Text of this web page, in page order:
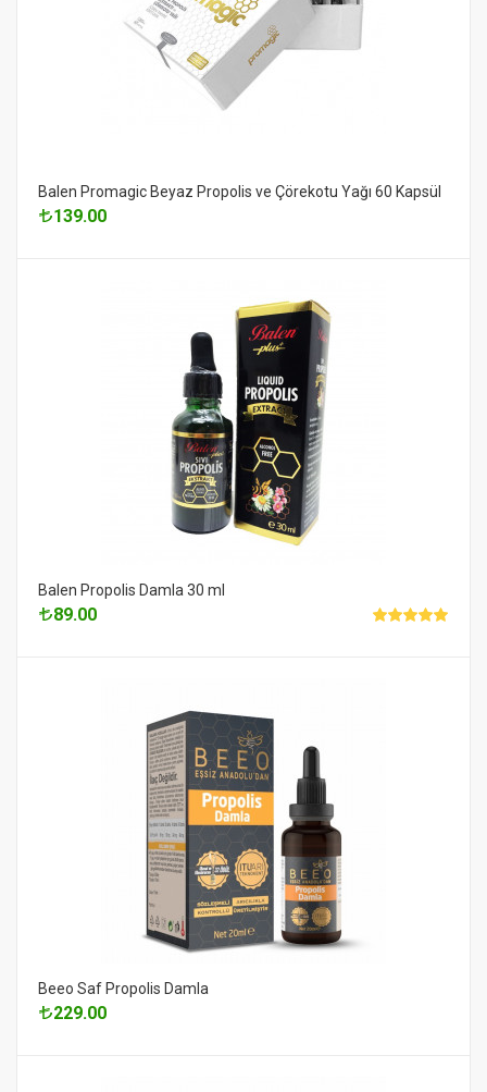
Balen Promagic Beyaz Propolis ve Çörekotu Yağı 60 Kapsül
139.00
Balen Propolis Damla 30 ml
89.00
Beeo Saf Propolis Damla
229.00